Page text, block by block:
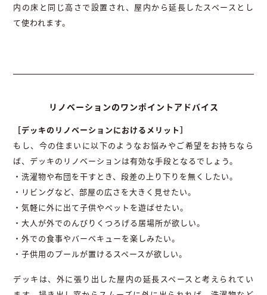
内の床と同じ高さで設置され、屋内から延長したスペースとし
て使われます。
リノベーションのワンポイントアドバイス
［デッキのリノベーションにおけるメリット］
もし、今の住まいに以下のようなお悩みやご希望をお持ちなら
ば、デッキのリノベーションは有効な手段となるでしょう。
・洗濯物や布団を干すとき、段差の上り下りを無くしたい。
・リビングなど、部屋の広さを大きく見せたい。
・気軽に外に出て子供やペットを遊ばせたい。
・大人が外でのんびりくつろげる居場所が欲しい。
・外での食事やバーベキューを楽しみたい。
・子供用のプールが置けるスペースが欲しい。
デッキは、外に張り出した屋内の延長スペースと考えられてい